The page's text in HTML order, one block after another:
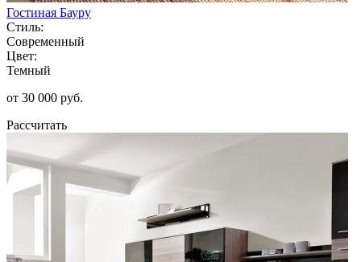
Гостиная Бауру
Стиль:
Современный
Цвет:
Темный
от 30 000 руб.
Рассчитать